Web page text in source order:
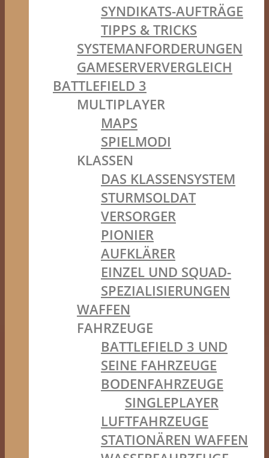
SYNDIKATS-AUFTRÄGE
TIPPS & TRICKS
SYSTEMANFORDERUNGEN
GAMESERVERVERGLEICH
BATTLEFIELD 3
MULTIPLAYER
MAPS
SPIELMODI
KLASSEN
DAS KLASSENSYSTEM
STURMSOLDAT
VERSORGER
PIONIER
AUFKLÄRER
EINZEL UND SQUAD-
SPEZIALISIERUNGEN
WAFFEN
FAHRZEUGE
BATTLEFIELD 3 UND
SEINE FAHRZEUGE
BODENFAHRZEUGE
SINGLEPLAYER
LUFTFAHRZEUGE
STATIONÄREN WAFFEN